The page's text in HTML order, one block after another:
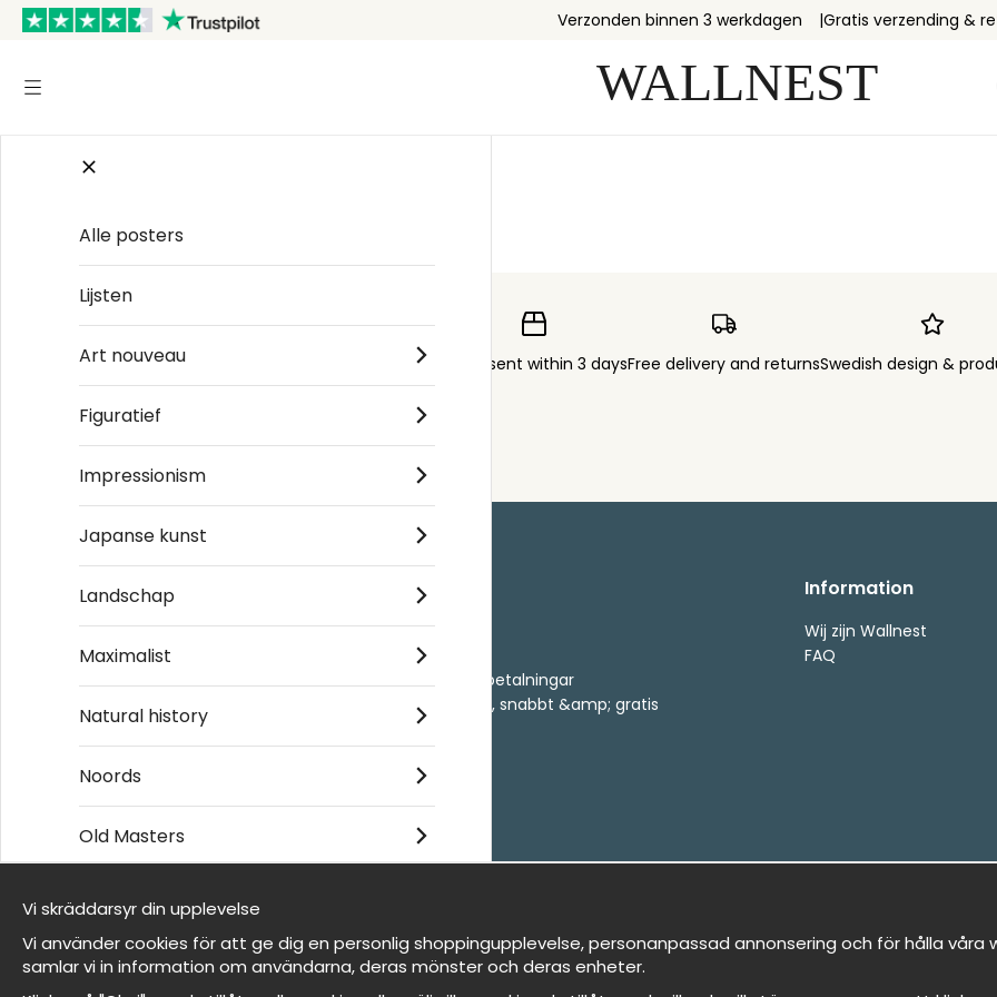
Verzonden binnen 3 werkdagen Gratis verzending &
Order sent within 3 daysFree delivery and returnsSwedish design &
Kontakta oss
- Returer och återbetalningar
- Leverans - enkelt, snabbt &amp; gratis
Om cookies
Mina favoriter
Information
Wij zijn Wallnest
FAQ
Et harum quidem rerum facilis est et expedita
Alle posters
Lijsten
Art nouveau
Figuratief
Impressionism
Japanse kunst
Landschap
Maximalist
Natural history
Noords
Old Masters
Wij zijn Wallnest
FAQ
Vi skräddarsyr din upplevelse
Vi använder cookies för att ge dig en personlig shoppingupplevelse, personanpassad annonsering och för hålla
samlar vi in information om användarna, deras mönster och deras enheter.